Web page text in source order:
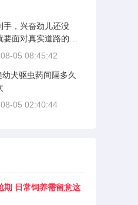
手，兴奋劲儿还没
要面对真实道路的考
手开新车上路，最怕
况的双重陌生。磨合
发动机转速控制在200
转之间，时速尽量
05 08:45:42
犬驱虫药间隔多久
05 02:40:44
期 日常饲养需留意这